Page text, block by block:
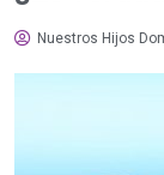
Nuestros Hijos